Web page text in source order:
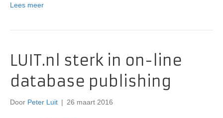
Lees meer
LUIT.nl sterk in on-line
database publishing
Door Peter Luit | 26 maart 2016